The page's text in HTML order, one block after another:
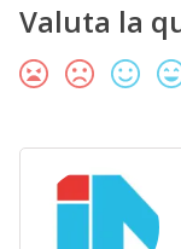
Valuta la